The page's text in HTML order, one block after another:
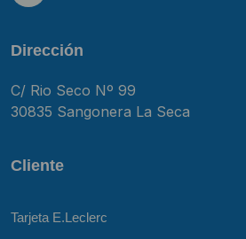
Dirección
C/ Rio Seco Nº 99
30835 Sangonera La Seca
Cliente
Tarjeta E.Leclerc